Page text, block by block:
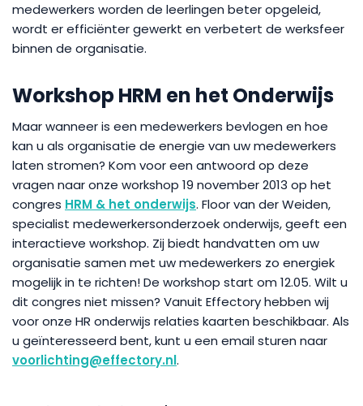
medewerkers worden de leerlingen beter opgeleid,
wordt er efficiënter gewerkt en verbetert de werksfeer
binnen de organisatie.
Workshop HRM en het Onderwijs
Maar wanneer is een medewerkers bevlogen en hoe
kan u als organisatie de energie van uw medewerkers
laten stromen? Kom voor een antwoord op deze
vragen naar onze workshop 19 november 2013 op het
congres HRM & het onderwijs. Floor van der Weiden,
specialist medewerkersonderzoek onderwijs, geeft een
interactieve workshop. Zij biedt handvatten om uw
organisatie samen met uw medewerkers zo energiek
mogelijk in te richten! De workshop start om 12.05. Wilt u
dit congres niet missen? Vanuit Effectory hebben wij
voor onze HR onderwijs relaties kaarten beschikbaar. Als
u geïnteresseerd bent, kunt u een email sturen naar
voorlichting@effectory.nl.